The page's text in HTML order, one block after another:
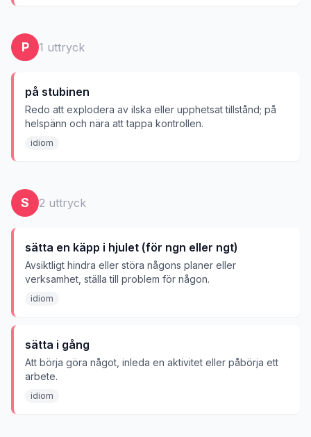
P 1 uttryck
på stubinen
Redo att explodera av ilska eller upphetsat tillstånd; på
helspänn och nära att tappa kontrollen.
idiom
S 2 uttryck
sätta en käpp i hjulet (för ngn eller ngt)
Avsiktligt hindra eller störa någons planer eller
verksamhet, ställa till problem för någon.
idiom
sätta i gång
Att börja göra något, inleda en aktivitet eller påbörja ett
arbete.
idiom